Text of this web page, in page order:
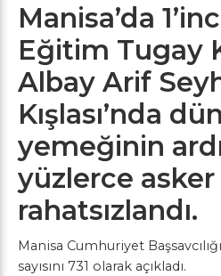
Manisa’da
Eğitim Tugay
Albay Arif
Kışlası’nda
yemeğinin
yüzlerce asker
rahatsızlandı.
Manisa Cumhuriyet
sayısını 731 olarak açıkladı.